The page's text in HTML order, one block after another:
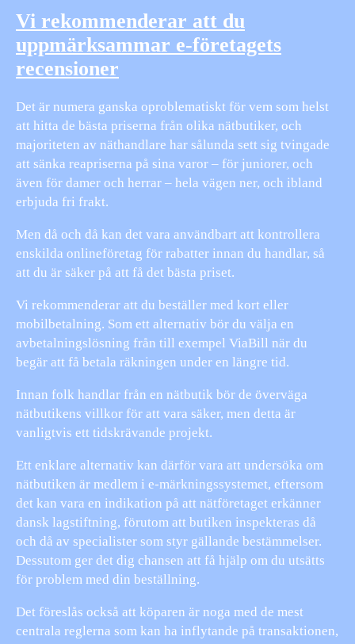
Vi rekommenderar att du
uppmärksammar e-företagets
recensioner
Det är numera ganska oproblematiskt för vem som helst
att hitta de bästa priserna från olika nätbutiker, och
majoriteten av näthandlare har sålunda sett sig tvingade
att sänka reapriserna på sina varor – för juniorer, och
även för damer och herrar – hela vägen ner, och ibland
erbjuda fri frakt.
Men då och då kan det vara användbart att kontrollera
enskilda onlineföretag för rabatter innan du handlar, så
att du är säker på att få det bästa priset.
Vi rekommenderar att du beställer med kort eller
mobilbetalning. Som ett alternativ bör du välja en
avbetalningslösning från till exempel ViaBill när du
begär att få betala räkningen under en längre tid.
Innan folk handlar från en nätbutik bör de överväga
nätbutikens villkor för att vara säker, men detta är
vanligtvis ett tidskrävande projekt.
Ett enklare alternativ kan därför vara att undersöka om
nätbutiken är medlem i e-märkningssystemet, eftersom
det kan vara en indikation på att nätföretaget erkänner
dansk lagstiftning, förutom att butiken inspekteras då
och då av specialister som styr gällande bestämmelser.
Dessutom ger det dig chansen att få hjälp om du utsätts
för problem med din beställning.
Det föreslås också att köparen är noga med de mest
centrala reglerna som kan ha inflytande på transaktionen,